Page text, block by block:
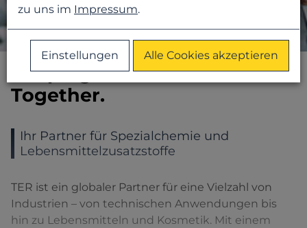
Shaping tomorrow.
Together.
Ihr Partner für Spezialchemie und
Lebensmittelzusatzstoffe
TER ist ein globaler Partner für eine Vielzahl von
Industrien – von technischen Anwendungen bis
hin zu Lebensmitteln und Kosmetik. Mit einem
zu uns im Impressum.
Einstellungen Alle Cookies akzeptieren